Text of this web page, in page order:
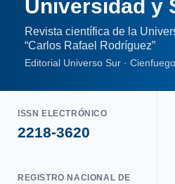
Universidad y
Revista científica de la
“Carlos Rafael Rodríguez”
Editorial Universo Sur ·
ISSN ELECTRÓNICO
2218-3620
REGISTRO NACIONAL DE